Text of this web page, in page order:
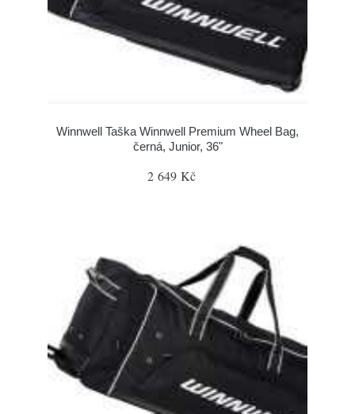
Winnwell Taška Winnwell Premium Wheel Bag,
černá, Junior, 36"
2 649 Kč